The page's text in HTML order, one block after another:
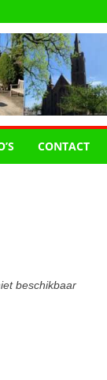
CONTACT
beschikbaar